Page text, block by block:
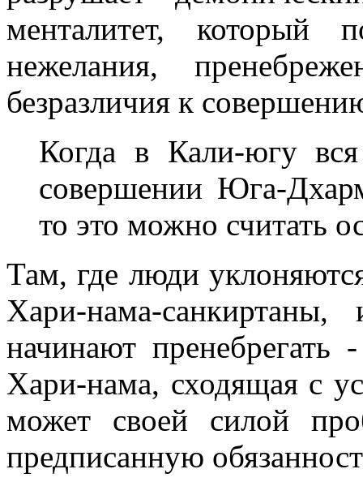
менталитет, который
нежелания,
безразличия к
Когда в Кали-югу
совершении Юга-
то это можно считать
Там, где люди
Хари-нама-
начинают
Хари-нама, сходящая с
может своей силой
предписанную